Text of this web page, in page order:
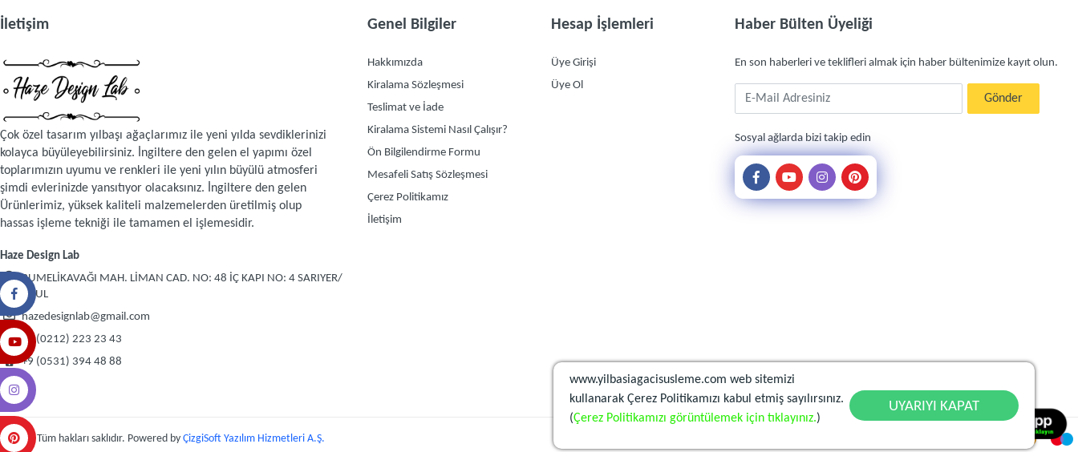
İletişim
Çok özel tasarım yılbaşı ağaçlarımız ile yeni yılda sevdiklerinizi
kolayca büyüleyebilirsiniz. İngiltere den gelen el yapımı özel
toplarımızın uyumu ve renkleri ile yeni yılın büyülü atmosferi
şimdi evlerinizde yansıtıyor olacaksınız. İngiltere den gelen
Ürünlerimiz, yüksek kaliteli malzemelerden üretilmiş olup
hassas işleme tekniği ile tamamen el işlemesidir.
Haze Design Lab
RUMELİKAVAĞI MAH. LİMAN CAD. NO: 48 İÇ KAPI NO: 4 SARIYER/
İSTANBUL
hazedesignlab@gmail.com
+9 (0212) 223 23 43
+9 (0531) 394 48 88
Genel Bilgiler
Hakkımızda
Kiralama Sözleşmesi
Teslimat ve İade
Kiralama Sistemi Nasıl Çalışır?
Ön Bilgilendirme Formu
Mesafeli Satış Sözleşmesi
Çerez Politikamız
İletişim
Hesap İşlemleri
Üye Girişi
Üye Ol
Haber Bülten Üyeliği
En son haberleri ve teklifleri almak için haber bültenimize kayıt olun.
E-Mail Adresiniz Gönder
Sosyal ağlarda bizi takip edin
© 2026 Tüm hakları saklıdır. Powered by ÇizgiSoft Yazılım Hizmetleri A.Ş.
www.yilbasiagacisusleme.com web sitemizi
kullanarak Çerez Politikamızı kabul etmiş sayılırsınız.
(Çerez Politikamızı görüntülemek için tıklayınız.)
UYARIYI KAPAT